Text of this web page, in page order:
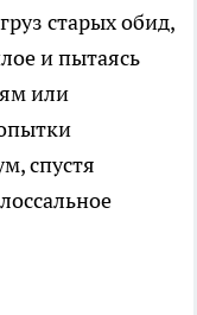
старых обид,
и пытаясь
или
спустя